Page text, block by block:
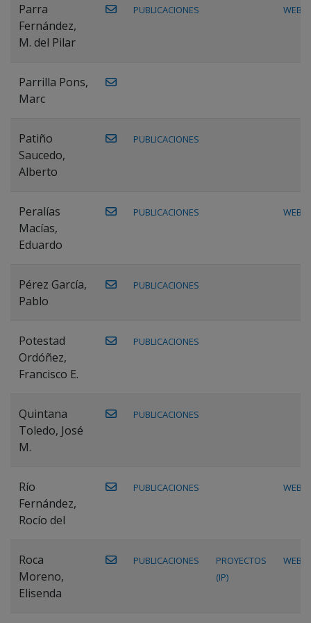
Parra
Fernández,
M. del Pilar
PUBLICACIONES WEB
Parrilla Pons,
Marc
Patiño
Saucedo,
Alberto
PUBLICACIONES
Peralías
Macías,
Eduardo
PUBLICACIONES WEB
Pérez García,
Pablo
PUBLICACIONES
Potestad
Ordóñez,
Francisco E.
PUBLICACIONES
Quintana
Toledo, José
M.
PUBLICACIONES
Río
Fernández,
Rocío del
PUBLICACIONES WEB
Roca
Moreno,
Elisenda
PUBLICACIONES
PROYECTOS
(IP)
WEB